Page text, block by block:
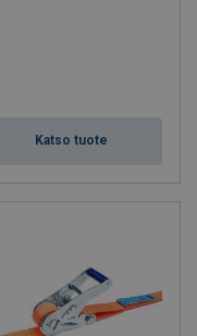
Katso tuote